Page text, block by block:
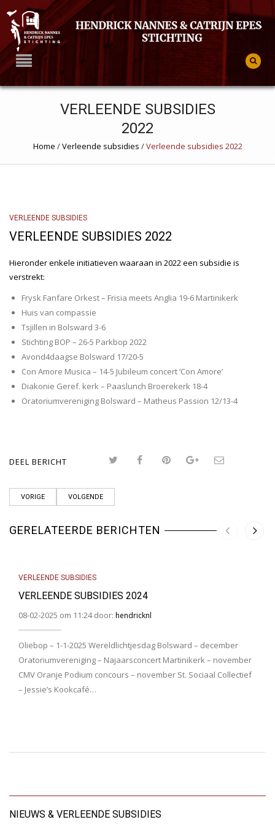
VERLEENDE SUBSIDIES
2022
Home /Verleende subsidies /Verleende subsidies 2022
VERLEENDE SUBSIDIES
VERLEENDE SUBSIDIES 2022
Hieronder enkele initiatieven waaraan in 2022 een subsidie is
verstrekt:
Frysk Fanfare Orkest – Frisia meets Anglia 19-6 Martinikerk
Huis van compassie
Tsjillen in Bolsward 3-6
Stichting BOP – 26-5 Parkbop 2022
Avond4daagse Bolsward 17/20-5
Con Amore Musica – 14-5 Jubileum concert ‘Con Amore’
Diakonie Geref. kerk – Paaslunch Broerekerk 18-4
Oratoriumvereniging Bolsward – Matheus Passion 12/13-4
DEEL BERICHT
VORIGE VOLGENDE
GERELATEERDE BERICHTEN
VERLEENDE SUBSIDIES
VERLEENDE SUBSIDIES 2024
08-02-2025 om 11:24 door: hendricknl
Oliebop – 1-1-2025 Wereldlichtjesdag Bolsward – december
Oratoriumvereniging – Najaarsconcert Martinikerk – november
CMV Oranje Podium concours – november St. Sociaal Collectief
– Jessie’s Kookcafé…
NIEUWS & VERLEENDE SUBSIDIES